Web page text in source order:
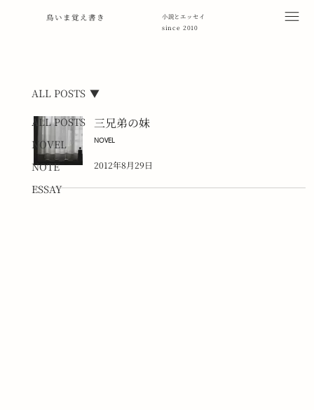
鳥いま覚え書き
小説とエッセイ
since 2010
ALL POSTS
NOVEL
NOTE
ESSAY
ALL POSTS
三兄弟の妹
NOVEL
2012年8月29日